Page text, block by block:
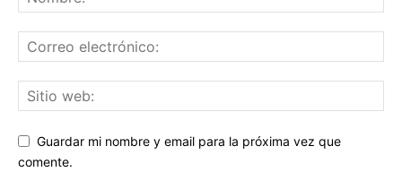
Guardar mi nombre y email para la próxima vez que
comente.